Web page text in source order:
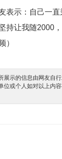
表示：自己一
持让我随2000
）
展示的信息由网友自
位或个人如对以上内